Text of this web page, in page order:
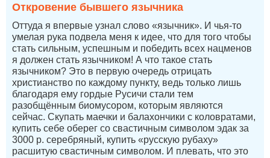
Откровение бывшего язычника
Оттуда я впервые узнал слово «язычник». И чья-то
умелая рука подвела меня к идее, что для того чтобы
стать сильным, успешным и победить всех нацменов
я должен стать язычником! А что такое стать
язычником? Это в первую очередь отрицать
христианство по каждому пункту, ведь только лишь
благодаря ему гордые Русичи стали тем
разобщённым биомусором, которым являются
сейчас. Скупать маечки и балахончики с коловратами,
купить себе оберег со свастичным символом эдак за
3000 р. серебряный, купить «русскую рубаху»
расшитую свастичным символом. И плевать, что это